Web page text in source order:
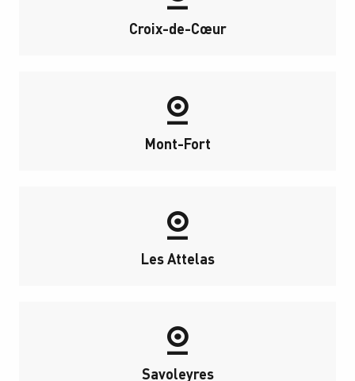
Croix-de-Cœur
Mont-Fort
Les Attelas
Savoleyres